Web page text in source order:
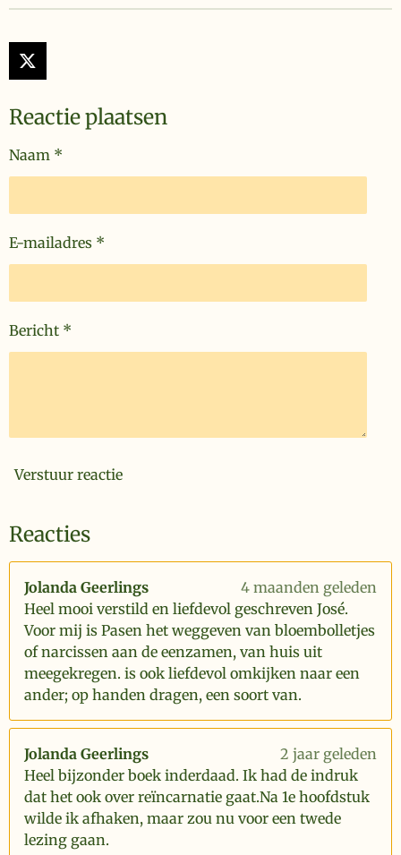
X
Reactie plaatsen
Naam *
E-mailadres *
Bericht *
Verstuur reactie
Reacties
Jolanda Geerlings
4 maanden geleden
Heel mooi verstild en liefdevol geschreven José.
Voor mij is Pasen het weggeven van bloembolletjes
of narcissen aan de eenzamen, van huis uit
meegekregen. is ook liefdevol omkijken naar een
ander; op handen dragen, een soort van.
Jolanda Geerlings
2 jaar geleden
Heel bijzonder boek inderdaad. Ik had de indruk
dat het ook over reïncarnatie gaat.Na 1e hoofdstuk
wilde ik afhaken, maar zou nu voor een twede
lezing gaan.